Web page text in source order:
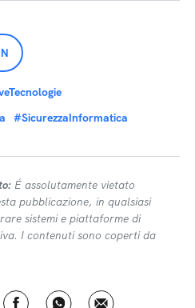
#SicurezzaInformatica
É assolutamente vietato
pubblicazione, in qualsiasi
sistemi e piattaforme di
I contenuti sono coperti da